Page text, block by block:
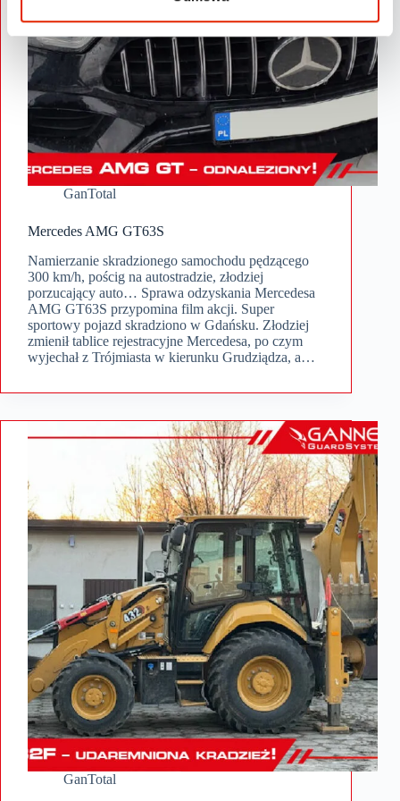
GanTotal
Mercedes AMG GT63S
Namierzanie skradzionego samochodu pędzącego
300 km/h, pościg na autostradzie, złodziej
porzucający auto… Sprawa odzyskania Mercedesa
AMG GT63S przypomina film akcji. Super
sportowy pojazd skradziono w Gdańsku. Złodziej
zmienił tablice rejestracyjne Mercedesa, po czym
wyjechał z Trójmiasta w kierunku Grudziądza, a…
GanTotal